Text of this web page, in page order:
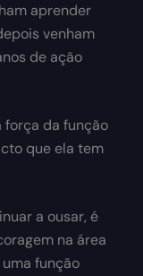
aprender
venham
de ação
força da função
que ela tem
a ousar, é
na área
uma função